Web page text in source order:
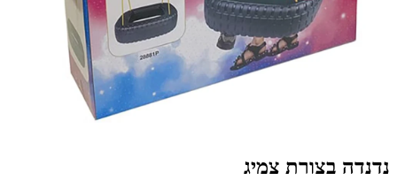
נדנדה בצורת צמיג